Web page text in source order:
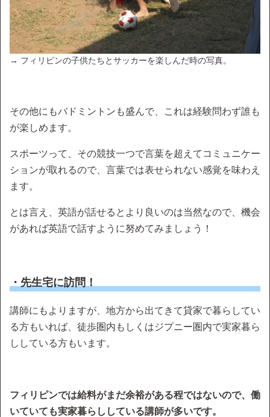
→ フィリピンの子供たちとサッカーを楽しんだ時の写真。
その他にもバドミントンも盛んで、これは経験問わず誰も
が楽しめます。
スポーツって、その競技一つで言葉を超えてコミュニケー
ションが取れるので、言葉では表せられない感覚を味わえ
ます。
とは言え、英語が話せるとより良いのは当然なので、機会
があれば英語で話すように努めてみましょう！
・先生宅に訪問！
講師にもよりますが、地方から出てきて貸家で暮らしてい
る方もいれば、徒歩圏内もしくはジプニー圏内で実家暮ら
ししている方もいます。
フィリピンでは給料がまだ余裕がある程ではないので、働
いていても実家暮らししている講師が多いです。